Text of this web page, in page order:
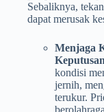
Sebaliknya,
dapat merusak
Menjaga
kondisi
jernih,
terukur.